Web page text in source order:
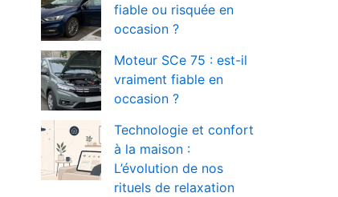
fiable ou risquée en
occasion ?
Moteur SCe 75 : est-il
vraiment fiable en
occasion ?
Technologie et confort
à la maison :
L’évolution de nos
rituels de relaxation